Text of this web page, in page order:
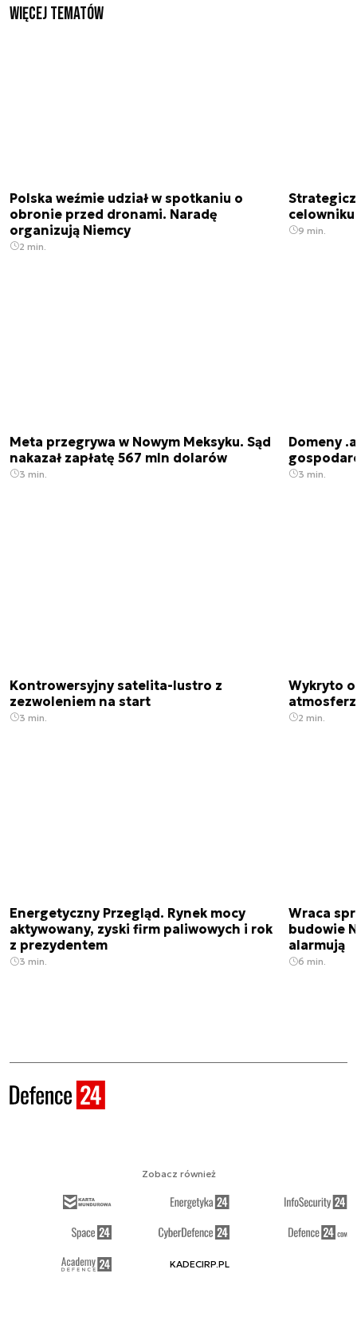
Więcej tematów
Polska weźmie udział w spotkaniu o
obronie przed dronami. Naradę
organizują Niemcy
2 min.
9 min.
Meta przegrywa w Nowym Meksyku. Sąd
nakazał zapłatę 567 mln dolarów
3 min.
Domeny
3 min.
Kontrowersyjny satelita-lustro z
zezwoleniem na start
3 min.
Wykryto
2 min.
Energetyczny Przegląd. Rynek mocy
aktywowany, zyski firm paliwowych i rok
z prezydentem
3 min.
Wraca
budowie
alarmują
6 min.
Zobacz również
KADECIRP.PL